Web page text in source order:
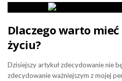
Dlaczego warto
życiu?
Dzisiejszy artykuł zdecydowanie nie
zdecydowanie ważniejszym z mojej